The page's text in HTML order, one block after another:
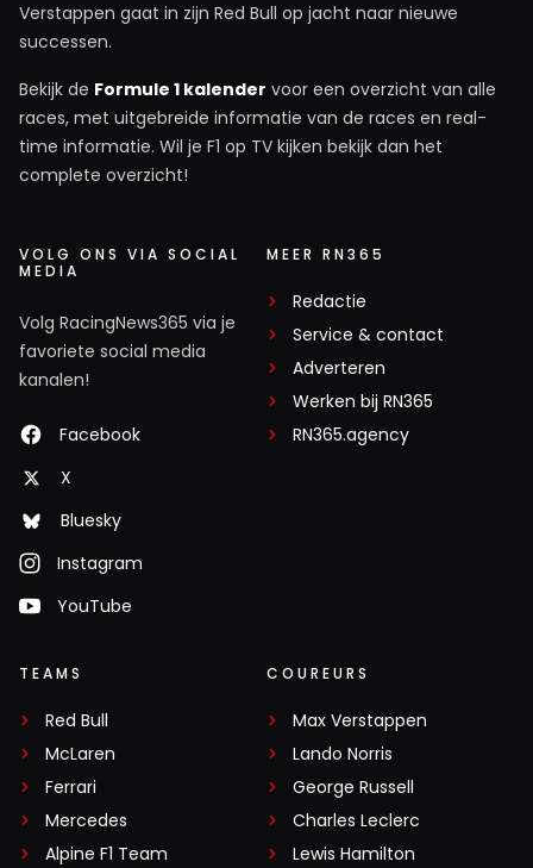
Verstappen gaat in zijn Red Bull op jacht naar nieuwe
successen.
Bekijk de Formule 1 kalender voor een overzicht van alle
races, met uitgebreide informatie van de races en real-
time informatie. Wil je F1 op TV kijken bekijk dan het
complete overzicht!
VOLG ONS VIA SOCIAL
MEDIA
Volg RacingNews365 via je
favoriete social media
kanalen!
Facebook
X
Bluesky
Instagram
YouTube
MEER RN365
Redactie
Service & contact
Adverteren
Werken bij RN365
RN365.agency
TEAMS
Red Bull
McLaren
Ferrari
Mercedes
Alpine F1 Team
COUREURS
Max Verstappen
Lando Norris
George Russell
Charles Leclerc
Lewis Hamilton